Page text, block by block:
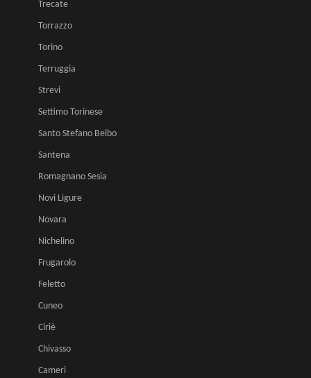
Trecate
Torrazzo
Torino
Terruggia
Strevi
Settimo Torinese
Santo Stefano Belbo
Santena
Romagnano Sesia
Novi Ligure
Novara
Nichelino
Frugarolo
Feletto
Cuneo
Ciriè
Chivasso
Cameri